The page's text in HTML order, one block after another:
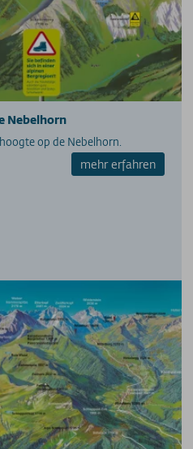
Nebelhorn
op de Nebelhorn.
mehr erfahren